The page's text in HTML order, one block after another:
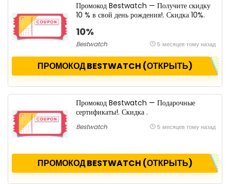
Промокод Bestwatch — Получите скидку
10 % в свой день рождения!. Скидка 10%.
10%
Bestwatch 5 месяцев тому назад
ПРОМОКОД BESTWATCH (ОТКРЫТЬ)
Промокод Bestwatch — Подарочные
сертификаты!. Скидка .
Bestwatch 5 месяцев тому назад
ПРОМОКОД BESTWATCH (ОТКРЫТЬ)